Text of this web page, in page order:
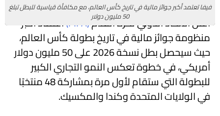
فيفا تعتمد أكبر جوائز مالية في تاريخ كأس العالم، مع مكافأة قياسية للبطل تبلغ
50 مليون دولار
أعلن الاتحاد الدولي لكرة القدم(FIFA)
اعتماد أكبر
منظومة جوائز مالية في تاريخ بطولة كأس العالم،
حيث سيحصل بطل نسخة 2026 على 50 مليون دولار
أمريكي، في خطوة تعكس النمو التجاري الكبير
للبطولة التي ستقام لأول مرة بمشاركة 48 منتخبًا
في الولايات المتحدة وكندا والمكسيك.